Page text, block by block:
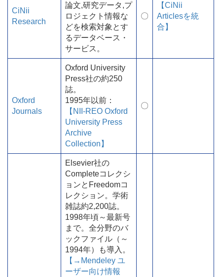
CiNii
Research
論文,研究データ,プ
ロジェクト情報な
どを検索対象とす
るデータベース・
サービス。
〇
【CiNii
Articlesを統
合】
Oxford
Journals
Oxford University
Press社の約250
誌。
1995年以前：
【NII-REO Oxford
University Press
Archive
Collection】
〇
Elsevier社の
Completeコレクシ
ョンとFreedomコ
レクション。学術
雑誌約2,200誌。
1998年頃～最新号
まで。全分野のバ
ックファイル（～
1994年）も導入。
【→Mendeley ユ
ーザー向け情報